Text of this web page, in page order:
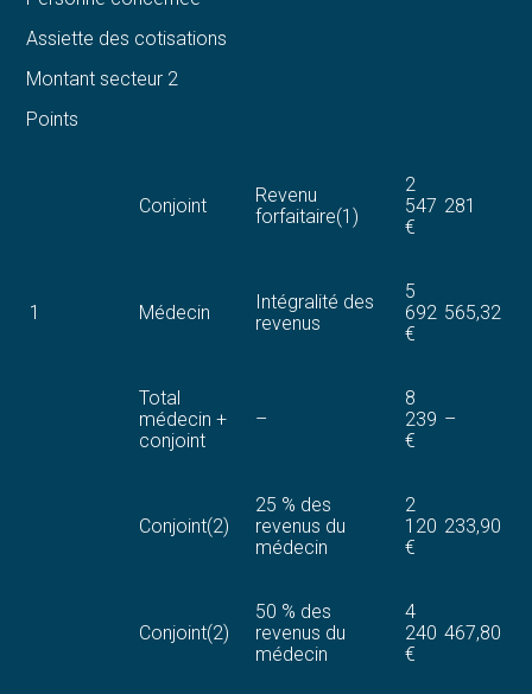
Assiette des cotisations
Montant secteur 2
Points
1
Conjoint
Revenu
forfaitaire(1)
2
547
€
281
Médecin
Intégralité des
revenus
5
692
€
565,32
Total
médecin +
conjoint
–
8
239
€
–
Conjoint(2)
25 % des
revenus du
médecin
2
120
€
233,90
Conjoint(2)
50 % des
revenus du
médecin
4
240
€
467,80